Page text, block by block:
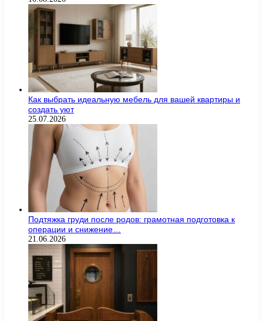
Как выбрать идеальную мебель для вашей квартиры и
создать уют
25.07.2026
Подтяжка груди после родов: грамотная подготовка к
операции и снижение…
21.06.2026